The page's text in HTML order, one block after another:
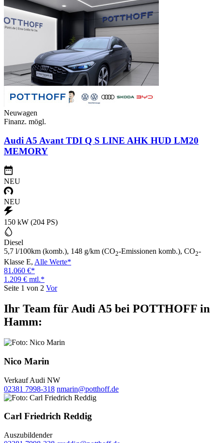
Neuwagen
Finanz. mögl.
Audi A5 Avant TDI Q S LINE AHK HUD LM20
MEMORY
NEU
NEU
150 kW (204 PS)
Diesel
5,7 l/100km (komb.), 148 g/km (CO2-Emissionen komb.), CO2-
Klasse E, Alle Werte*
81.060 €*
1.209 € mtl.*
Seite 1 von 2 Vor
Ihr Team für Audi A5 bei POTTHOFF in
Hamm:
Nico Marin
Verkauf Audi NW
02381 7998-318 nmarin@potthoff.de
Carl Friedrich Reddig
Auszubildender